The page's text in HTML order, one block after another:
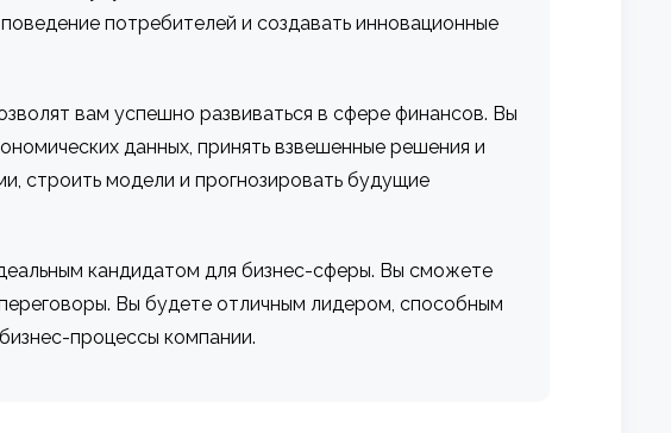
потребителей и создавать инновационные
вам успешно развиваться в сфере финансов. Вы
данных, принять взвешенные решения и
строить модели и прогнозировать будущие
кандидатом для бизнес-сферы. Вы сможете
Вы будете отличным лидером, способным
процессы компании.